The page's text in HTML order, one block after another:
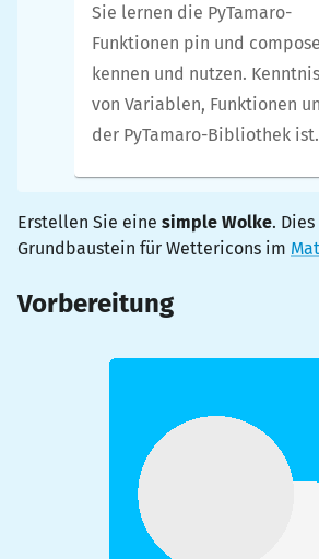
Sie lernen die PyTamaro-
Funktionen pin und compose
kennen und nutzen.
von Variablen, Funktionen
der PyTamaro-Bibliothek ist
Erstellen Sie eine simple Wolke.
Grundbaustein für Wettericons im
Vorbereitung